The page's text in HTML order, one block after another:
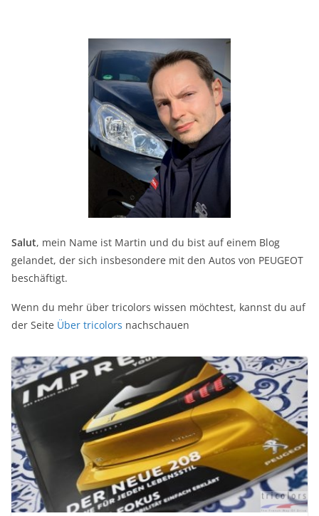
Salut, mein Name ist Martin und du bist auf einem Blog
gelandet, der sich insbesondere mit den Autos von PEUGEOT
beschäftigt.
Wenn du mehr über tricolors wissen möchtest, kannst du auf
der Seite Über tricolors nachschauen